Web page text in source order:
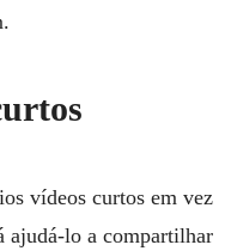
vídeos curtos em vez
ajudá-lo a compartilhar